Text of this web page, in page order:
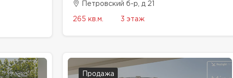
Петровский б-р, д 21
265 кв.м. 3 этаж
Продажа